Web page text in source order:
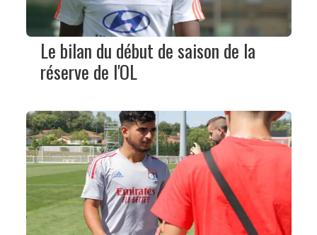
Le bilan du début de saison de la
réserve de l'OL